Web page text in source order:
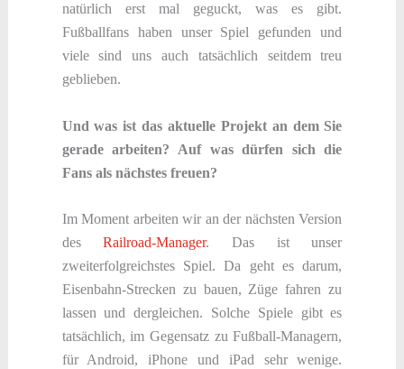
natürlich erst mal geguckt, was es gibt.
Fußballfans haben unser Spiel gefunden und
viele sind uns auch tatsächlich seitdem treu
geblieben.
Und was ist das aktuelle Projekt an dem Sie
gerade arbeiten? Auf was dürfen sich die
Fans als nächstes freuen?
Im Moment arbeiten wir an der nächsten Version
desRailroad-Manager. Das ist unser
zweiterfolgreichstes Spiel. Da geht es darum,
Eisenbahn-Strecken zu bauen, Züge fahren zu
lassen und dergleichen. Solche Spiele gibt es
tatsächlich, im Gegensatz zu Fußball-Managern,
für Android, iPhone und iPad sehr wenige.